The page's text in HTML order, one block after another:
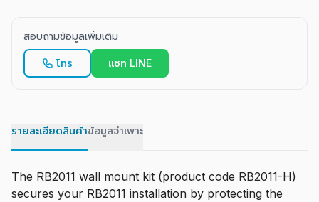
สอบถามข้อมูลเพิ่มเติม
โทร แชท LINE
รายละเอียดสินค้าข้อมูลจำเพาะ
The RB2011 wall mount kit (product code RB2011-H)
secures your RB2011 installation by protecting the